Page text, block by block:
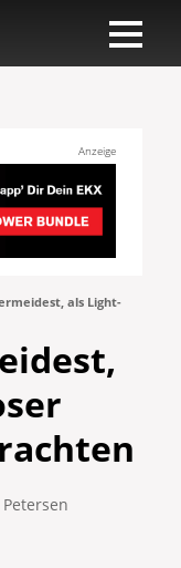
Anzeige
als Light-
Petersen